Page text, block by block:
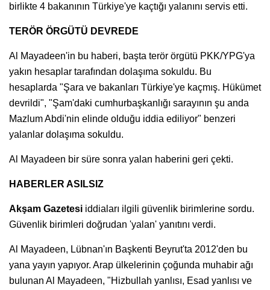
birlikte 4 bakanının Türkiye'ye kaçtığı yalanını servis etti.
TERÖR ÖRGÜTÜ DEVREDE
Al Mayadeen'in bu haberi, başta terör örgütü PKK/YPG'ya
yakın hesaplar tarafından dolaşıma sokuldu. Bu
hesaplarda "Şara ve bakanları Türkiye'ye kaçmış. Hükümet
devrildi", "Şam'daki cumhurbaşkanlığı sarayının şu anda
Mazlum Abdi'nin elinde olduğu iddia ediliyor" benzeri
yalanlar dolaşıma sokuldu.
Al Mayadeen bir süre sonra yalan haberini geri çekti.
HABERLER ASILSIZ
Akşam Gazetesi iddiaları ilgili güvenlik birimlerine sordu.
Güvenlik birimleri doğrudan 'yalan' yanıtını verdi.
Al Mayadeen, Lübnan'ın Başkenti Beyrut'ta 2012'den bu
yana yayın yapıyor. Arap ülkelerinin çoğunda muhabir ağı
bulunan Al Mayadeen, "Hizbullah yanlısı, Esad yanlısı ve